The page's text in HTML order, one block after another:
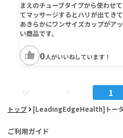
まえのチューブタイプから使わせ
てマッサージするとハリが出てきて
あきらかにワンサイズカップがア
い商品です。
0人がいいねしています！
1
トップ [LeadingEdgeHealth]トータ
ご利用ガイド